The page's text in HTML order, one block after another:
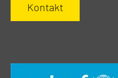
Kontakt